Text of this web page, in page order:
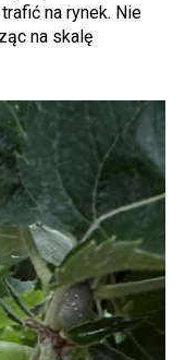
na rynek. Nie
na skalę